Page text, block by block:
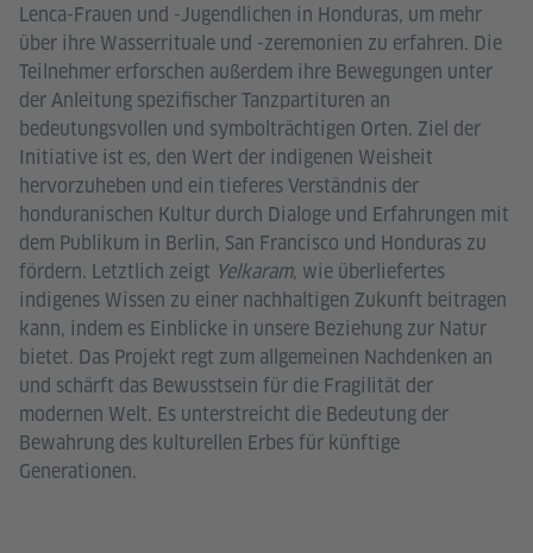
Lenca-Frauen und -Jugendlichen in Honduras, um mehr
über ihre Wasserrituale und -zeremonien zu erfahren. Die
Teilnehmer erforschen außerdem ihre Bewegungen unter
der Anleitung spezifischer Tanzpartituren an
bedeutungsvollen und symbolträchtigen Orten. Ziel der
Initiative ist es, den Wert der indigenen Weisheit
hervorzuheben und ein tieferes Verständnis der
honduranischen Kultur durch Dialoge und Erfahrungen mit
dem Publikum in Berlin, San Francisco und Honduras zu
fördern. Letztlich zeigt Yelkaram, wie überliefertes
indigenes Wissen zu einer nachhaltigen Zukunft beitragen
kann, indem es Einblicke in unsere Beziehung zur Natur
bietet. Das Projekt regt zum allgemeinen Nachdenken an
und schärft das Bewusstsein für die Fragilität der
modernen Welt. Es unterstreicht die Bedeutung der
Bewahrung des kulturellen Erbes für künftige
Generationen.